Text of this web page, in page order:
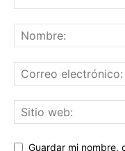
Guardar mi nombre,